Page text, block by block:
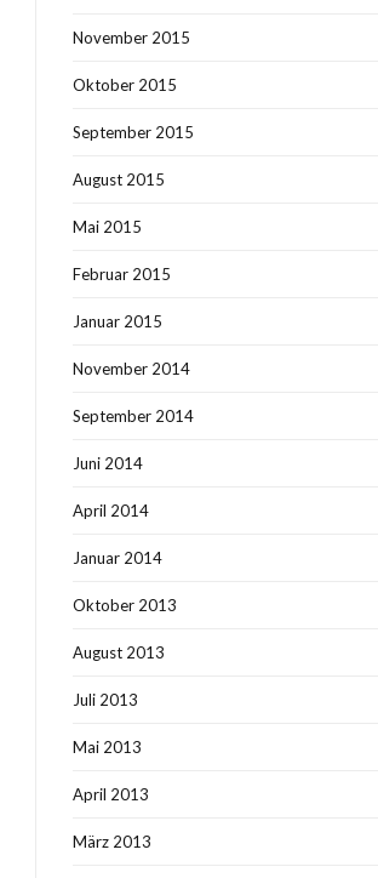
November 2015
Oktober 2015
September 2015
August 2015
Mai 2015
Februar 2015
Januar 2015
November 2014
September 2014
Juni 2014
April 2014
Januar 2014
Oktober 2013
August 2013
Juli 2013
Mai 2013
April 2013
März 2013